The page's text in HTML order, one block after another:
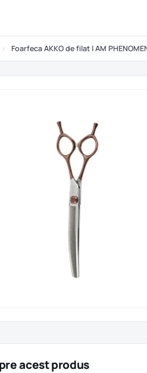
› Foarfeca AKKO de filat I AM
acest produs